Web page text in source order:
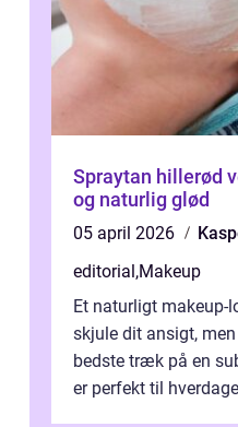
Spraytan hillerød vejledning til en flot
og naturlig glød
05 april 2026
editorial,Makeup
Et naturligt makeup-
skjule dit ansigt,
bedste træk på en
er perfekt til